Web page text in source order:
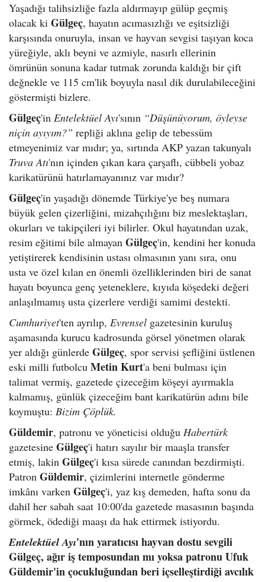
Yaşadığı talihsizliğe fazla aldırmayıp gülüp geçmiş
olacak ki Gülgeç, hayatın acımasızlığı ve eşitsizliği
karşısında onuruyla, insan ve hayvan sevgisi taşıyan koca
yüreğiyle, aklı beyni ve azmiyle, nasırlı ellerinin
ömrünün sonuna kadar tutmak zorunda kaldığı bir çift
değnekle ve 115 cm'lik boyuyla nasıl dik durulabileceğini
göstermişti bizlere.
Gülgeç'in Entelektüel Ayı'sının “Düşünüyorum, öyleyse
niçin ayıyım?” repliği aklına gelip de tebessüm
etmeyenimiz var mıdır; ya, sırtında AKP yazan takunyalı
Truva Atı'nın içinden çıkan kara çarşaflı, cübbeli yobaz
karikatürünü hatırlamayanınız var mıdır?
Gülgeç'in yaşadığı dönemde Türkiye'ye beş numara
büyük gelen çizerliğini, mizahçılığını biz meslektaşları,
okurları ve takipçileri iyi bilirler. Okul hayatından uzak,
resim eğitimi bile almayan Gülgeç'in, kendini her konuda
yetiştirerek kendisinin ustası olmasının yanı sıra, onu
usta ve özel kılan en önemli özelliklerinden biri de sanat
hayatı boyunca genç yeteneklere, kıyıda köşedeki değeri
anlaşılmamış usta çizerlere verdiği samimi destekti.
Cumhuriyet'ten ayrılıp, Evrensel gazetesinin kuruluş
aşamasında kurucu kadrosunda görsel yönetmen olarak
yer aldığı günlerde Gülgeç, spor servisi şefliğini üstlenen
eski milli futbolcu Metin Kurt'a beni bulması için
talimat vermiş, gazetede çizeceğim köşeyi ayırmakla
kalmamış, günlük çizeceğim bant karikatürün adını bile
koymuştu: Bizim Çöplük.
Güldemir, patronu ve yöneticisi olduğu Habertürk
gazetesine Gülgeç'i hatırı sayılır bir maaşla transfer
etmiş, lakin Gülgeç'i kısa sürede canından bezdirmişti.
Patron Güldemir, çizimlerini internetle gönderme
imkânı varken Gülgeç'i, yaz kış demeden, hafta sonu da
dahil her sabah saat 10:00'da gazetede masasının başında
görmek, ödediği maaşı da hak ettirmek istiyordu.
Entelektüel Ayı'nın yaratıcısı hayvan dostu sevgili
Gülgeç, ağır iş temposundan mı yoksa patronu Ufuk
Güldemir'in çocukluğundan beri içselleştirdiği avcılık